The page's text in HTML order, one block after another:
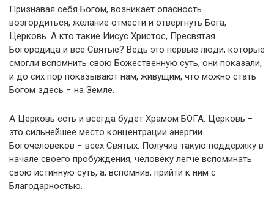
Признавая себя Богом, возникает опасность
возгордиться, желание отмести и отвергнуть Бога,
Церковь. А кто такие Иисус Христос, Пресвятая
Богородица и все Святые? Ведь это первые люди, которые
смогли вспомнить свою Божественную суть, они показали,
и до сих пор показывают нам, живущим, что можно стать
Богом здесь − на Земле.
А Церковь есть и всегда будет Храмом БОГА. Церковь −
это сильнейшее место концентрации энергии
Богочеловеков − всех Святых. Получив такую поддержку в
начале своего пробуждения, человеку легче вспоминать
свою истинную суть, а, вспомнив, прийти к ним с
Благодарностью.